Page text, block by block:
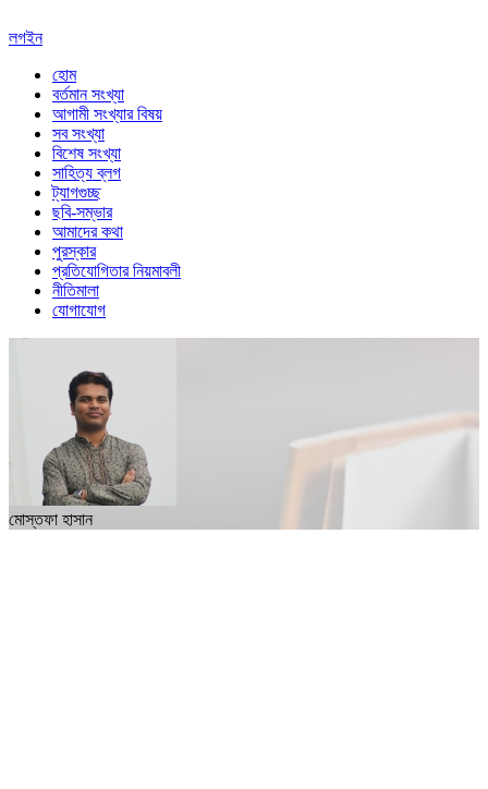
লগইন
হোম
বর্তমান সংখ্যা
আগামী সংখ্যার বিষয়
সব সংখ্যা
বিশেষ সংখ্যা
সাহিত্য ব্লগ
ট্যাগগুচ্ছ
ছবি-সম্ভার
আমাদের কথা
পুরস্কার
প্রতিযোগিতার নিয়মাবলী
নীতিমালা
যোগাযোগ
মোস্তফা হাসান